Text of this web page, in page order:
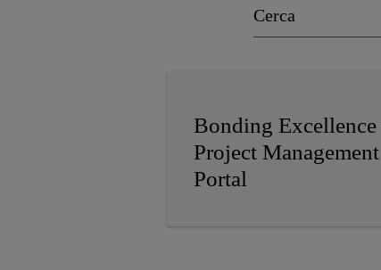
Bonding Excellence
Project Management
Portal